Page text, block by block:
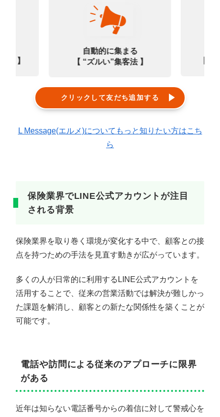
選 】
自動的に集まる
【 “ズルい”集客法 】
クリックして友だち追加する
L Message(エルメ)についてもっと知りたい方はこち
ら
保険業界でLINE公式アカウントが注目
される背景
保険業界を取り巻く環境が変化する中で、顧客との接
点を持つための手法を見直す動きが広がっています。
多くの人が日常的に利用するLINE公式アカウントを
活用することで、従来の営業活動では解決が難しかっ
た課題を解消し、顧客との新たな関係性を築くことが
可能です。
電話や訪問による従来のアプローチに限界
がある
近年は知らない電話番号からの着信に対して警戒心を